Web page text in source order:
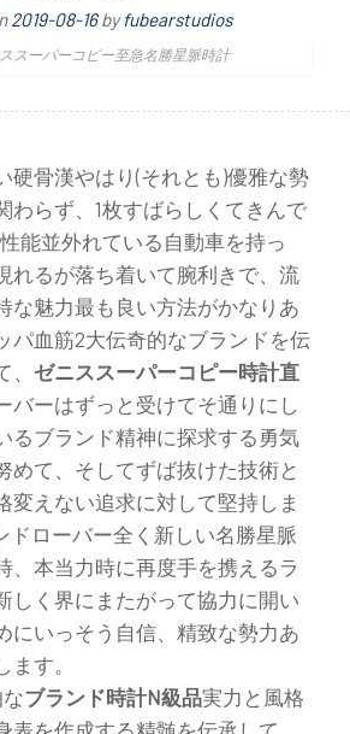
2019-08-16byfubearstudios
スーパーコピー至急名勝星脈時計
硬骨漢やはり(それとも)優雅な勢
わらず、1枚すばらしくてきんで
能並外れている自動車を持っ
れるが落ち着いて腕利きで、流
な魅力最も良い方法がかなりあ
パ血筋2大伝奇的なブランドを伝
ゼニススーパーコピー時計直
バーはずっと受けてそ通りにし
るブランド精神に探求する勇気
めて、そしてずば抜けた技術と
変えない追求に対して堅持しま
ドローバー全く新しい名勝星脈
、本当力時に再度手を携えるラ
しく界にまたがって協力に開い
にいっそう自信、精致な勢力あ
ます。
ブランド時計N級品実力と風格
表を作成する精髄を伝承して、